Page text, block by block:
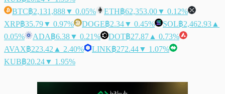
BTC฿2,131,888▼ 0.05% ETH฿62,353.00▼ 0.12%
XRP฿35.79▼ 0.97% DOGE฿2.34▼ 0.45% SOL฿2,462.93 ▲
0.05%
ADA฿6.38▼ 0.21% DOT฿27.87 ▲ 0.73%
AVAX฿223.42 ▲ 2.40% LINK฿272.44▼ 1.07%
KUB฿20.24▼ 1.95%